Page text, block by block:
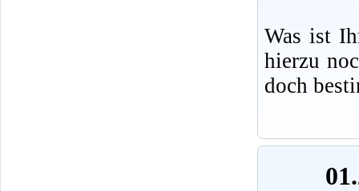
Was ist
hierzu
doch